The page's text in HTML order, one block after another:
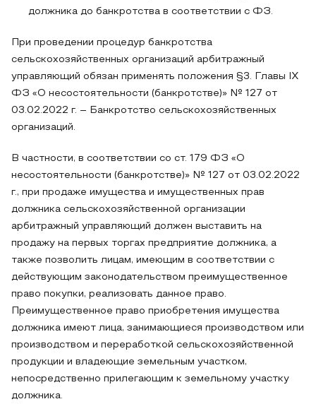
должника до банкротства в соответствии с ФЗ.
При проведении процедур банкротства
сельскохозяйственных организаций арбитражный
управляющий обязан применять положения §3. Главы IX
ФЗ «О несостоятельности (банкротстве)» № 127 от
03.02.2022 г. – Банкротство сельскохозяйственных
организаций.
В частности, в соответствии со ст. 179 ФЗ «О
несостоятельности (банкротстве)» № 127 от 03.02.2022
г., при продаже имущества и имущественных прав
должника сельскохозяйственной организации
арбитражный управляющий должен выставить на
продажу на первых торгах предприятие должника, а
также позволить лицам, имеющим в соответствии с
действующим законодательством преимущественное
право покупки, реализовать данное право.
Преимущественное право приобретения имущества
должника имеют лица, занимающиеся производством или
производством и переработкой сельскохозяйственной
продукции и владеющие земельным участком,
непосредственно прилегающим к земельному участку
должника.